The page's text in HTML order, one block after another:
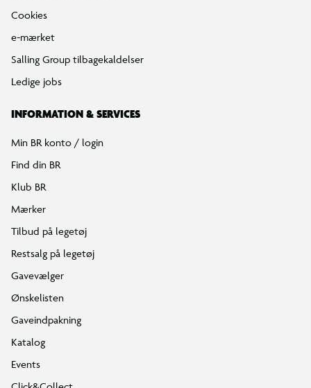
Cookies
e-mærket
Salling Group tilbagekaldelser
Ledige jobs
INFORMATION & SERVICES
Min BR konto / login
Find din BR
Klub BR
Mærker
Tilbud på legetøj
Restsalg på legetøj
Gavevælger
Ønskelisten
Gaveindpakning
Katalog
Events